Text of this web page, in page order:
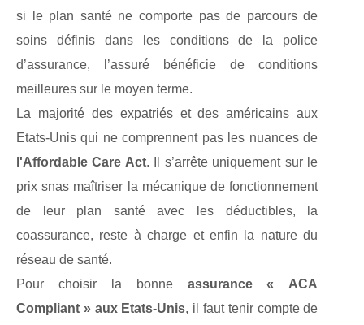
si le plan santé ne comporte pas de parcours de
soins définis dans les conditions de la police
d’assurance, l’assuré bénéficie de conditions
meilleures sur le moyen terme.
La majorité des expatriés et des américains aux
Etats-Unis qui ne comprennent pas les nuances de
l'Affordable Care Act. Il s’arrête uniquement sur le
prix snas maîtriser la mécanique de fonctionnement
de leur plan santé avec les déductibles, la
coassurance, reste à charge et enfin la nature du
réseau de santé.
Pour choisir la bonne assurance « ACA
Compliant » aux Etats-Unis, il faut tenir compte de